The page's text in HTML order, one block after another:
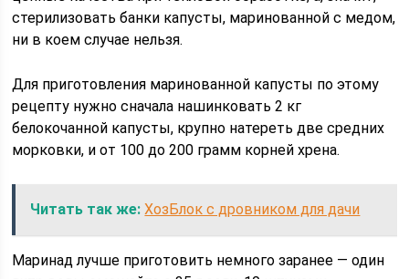
стерилизовать банки капусты, маринованной с медом,
ни в коем случае нельзя.
Для приготовления маринованной капусты по этому
рецепту нужно сначала нашинковать 2 кг
белокочанной капусты, крупно натереть две средних
морковки, и от 100 до 200 грамм корней хрена.
Читать так же: ХозБлок с дровником для дачи
Маринад лучше приготовить немного заранее — один